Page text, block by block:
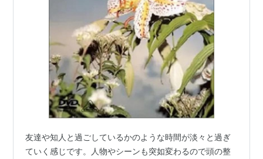
友達や知人と過ごしているかのような時間が淡々と過ぎ
ていく感じです。人物やシーンも突如変わるので頭の整